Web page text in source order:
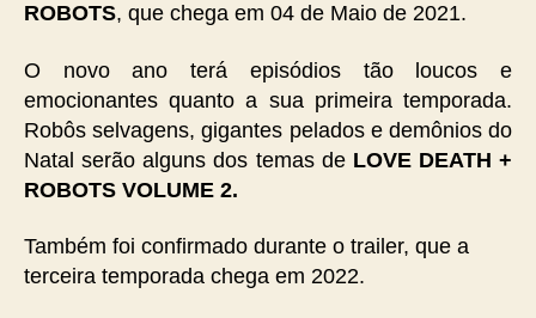
ROBOTS, que chega em 04 de Maio de 2021.
O novo ano terá episódios tão loucos e
emocionantes quanto a sua primeira temporada.
Robôs selvagens, gigantes pelados e demônios do
Natal serão alguns dos temas de LOVE DEATH +
ROBOTS VOLUME 2.
Também foi confirmado durante o trailer, que a
terceira temporada chega em 2022.